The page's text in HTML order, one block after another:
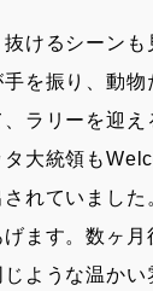
けるシーンも
を振り、動物
ラリーを迎え
タ大統領も
れていました
ます。数ヶ月
ような温か